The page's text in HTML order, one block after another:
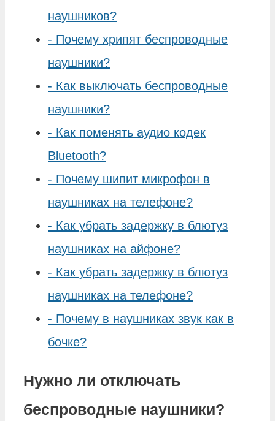
наушников?
- Почему хрипят беспроводные
наушники?
- Как выключать беспроводные
наушники?
- Как поменять аудио кодек
Bluetooth?
- Почему шипит микрофон в
наушниках на телефоне?
- Как убрать задержку в блютуз
наушниках на айфоне?
- Как убрать задержку в блютуз
наушниках на телефоне?
- Почему в наушниках звук как в
бочке?
Нужно ли отключать
беспроводные наушники?